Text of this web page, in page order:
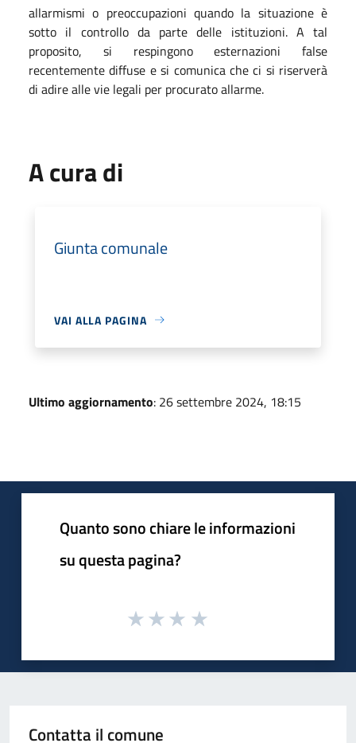
allarmismi o preoccupazioni quando la situazione è
sotto il controllo da parte delle istituzioni. A tal
proposito, si respingono esternazioni false
recentemente diffuse e si comunica che ci si riserverà
di adire alle vie legali per procurato allarme.
A cura di
Giunta comunale
VAI ALLA PAGINA
Ultimo aggiornamento: 26 settembre 2024, 18:15
Quanto sono chiare le informazioni
su questa pagina?
Contatta il comune